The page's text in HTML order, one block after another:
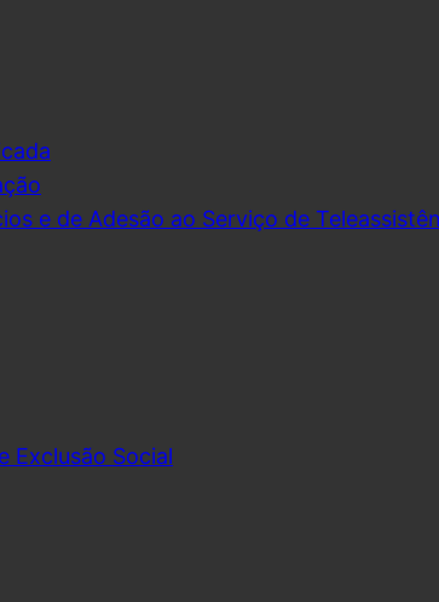
e de Adesão ao Serviço de
Exclusão Social